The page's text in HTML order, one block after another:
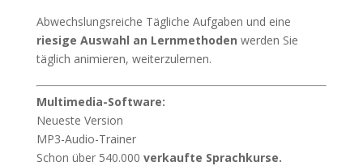
Abwechslungsreiche Tägliche Aufgaben und eine
riesige Auswahl an Lernmethoden werden Sie
täglich animieren, weiterzulernen.
Multimedia-Software:
Neueste Version
MP3-Audio-Trainer
Schon über 540.000 verkaufte Sprachkurse.